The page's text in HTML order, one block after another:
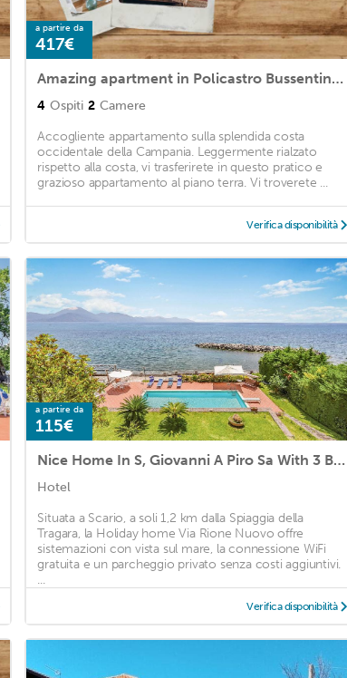
a partire da
417€
Amazing apartment in Policastro Bussentino with 2 Bedrooms and WiFi
4 Ospiti 2 Camere
Accogliente appartamento sulla splendida costa
occidentale della Campania. Leggermente rialzato
rispetto alla costa, vi trasferirete in questo pratico e
grazioso appartamento al piano terra. Vi troverete ...
Verifica disponibilità
a partire da
115€
Nice Home In S, Giovanni A Piro Sa With 3 Bedrooms, Wifi And Outdoor Swimming Pool
Hotel
Situata a Scario, a soli 1,2 km dalla Spiaggia della
Tragara, la Holiday home Via Rione Nuovo offre
sistemazioni con vista sul mare, la connessione WiFi
gratuita e un parcheggio privato senza costi aggiuntivi.
...
Verifica disponibilità